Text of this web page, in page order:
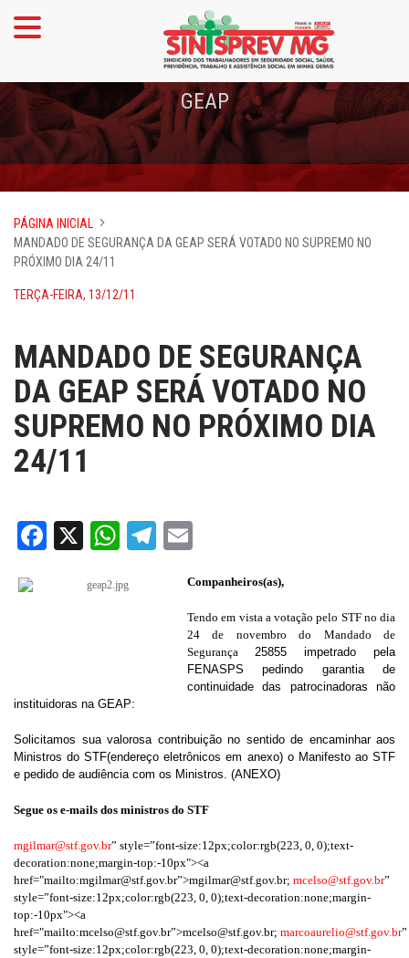
GEAP
PÁGINA INICIAL
MANDADO DE SEGURANÇA DA GEAP SERÁ VOTADO NO SUPREMO NO
PRÓXIMO DIA 24/11
TERÇA-FEIRA, 13/12/11
MANDADO DE SEGURANÇA
DA GEAP SERÁ VOTADO NO
SUPREMO NO PRÓXIMO DIA
24/11
Facebook
X WhatsApp
Telegram
Companheiros(as),
Tendo em vista a votação pelo STF no dia
24 de novembro do Mandado de
Segurança 25855 impetrado pela
FENASPS pedindo garantia de
continuidade das patrocinadoras não
instituidoras na GEAP:
Solicitamos sua valorosa contribuição no sentido de encaminhar aos
Ministros do STF(endereço eletrônicos em anexo) o Manifesto ao STF
e pedido de audiência com os Ministros. (ANEXO)
Segue os e-mails dos ministros do STF
mgilmar@stf.gov.br” style=”font-size:12px;color:rgb(223, 0, 0);text-
decoration:none;margin-top:-10px"><a
href="mailto:mgilmar@stf.gov.br”>mgilmar@stf.gov.br; mcelso@stf.gov.br”
style=”font-size:12px;color:rgb(223, 0, 0);text-decoration:none;margin-
top:-10px"><a
href="mailto:mcelso@stf.gov.br”>mcelso@stf.gov.br; marcoaurelio@stf.gov.br”
style=”font-size:12px;color:rgb(223, 0, 0);text-decoration:none;margin-